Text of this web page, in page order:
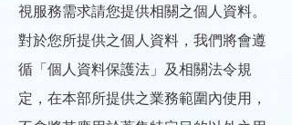
視服務需求請您提供相關之個人資料。
對於您所提供之個人資料，我們將會遵
循「個人資料保護法」及相關法令規
定，在本部所提供之業務範圍內使用，